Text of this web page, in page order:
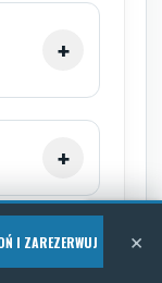
I ZAREZERWUJ ×